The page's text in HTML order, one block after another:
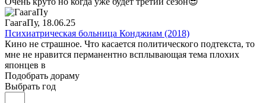
ГаагаПу, 18.06.25
Психиатрическая больница Конджиам (2018)
Кино не страшное. Что касается политического подтекста, то
мне не нравится перманентно всплывающая тема плохих
японцев в
Подобрать дораму
Выбрать год